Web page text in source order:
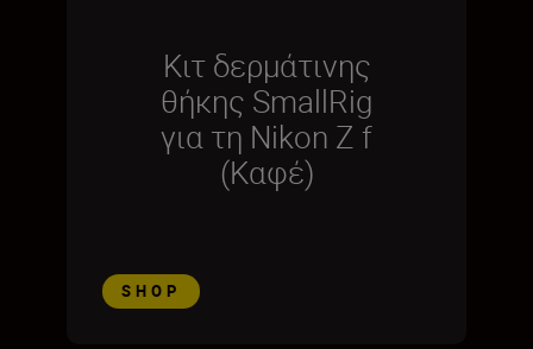
Κιτ δερμάτινης
θήκης SmallRig
για τη Nikon Z f
(Καφέ)
SHOP